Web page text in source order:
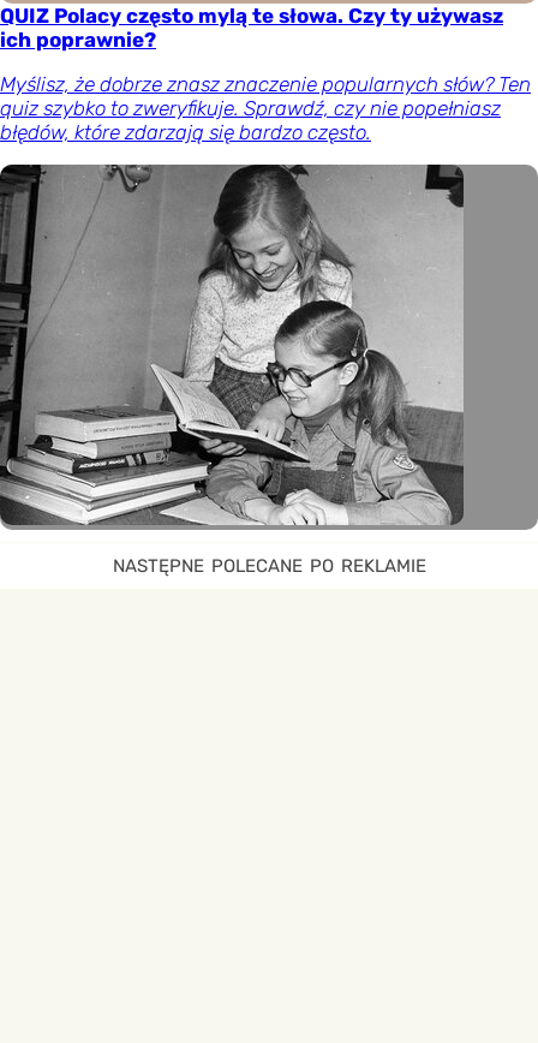
QUIZ Polacy często mylą te słowa. Czy ty używasz
ich poprawnie?
Myślisz, że dobrze znasz znaczenie popularnych słów? Ten
quiz szybko to zweryfikuje. Sprawdź, czy nie popełniasz
błędów, które zdarzają się bardzo często.